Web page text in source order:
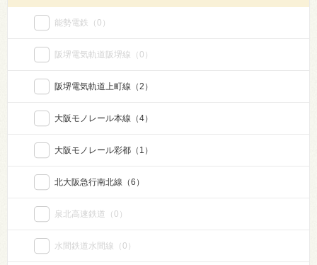
能勢電鉄 （0）
阪堺電気軌道阪堺線 （0）
阪堺電気軌道上町線 （2）
大阪モノレール本線 （4）
大阪モノレール彩都 （1）
北大阪急行南北線 （6）
泉北高速鉄道 （0）
水間鉄道水間線 （0）